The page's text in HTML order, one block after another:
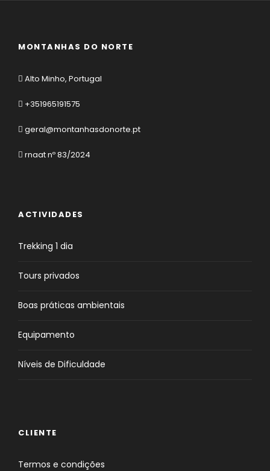
MONTANHAS DO NORTE
Alto Minho, Portugal
+351965191575
geral@montanhasdonorte.pt
rnaat nº 83/2024
ACTIVIDADES
Trekking 1 dia
Tours privados
Boas práticas ambientais
Equipamento
Níveis de Dificuldade
CLIENTE
Termos e condições